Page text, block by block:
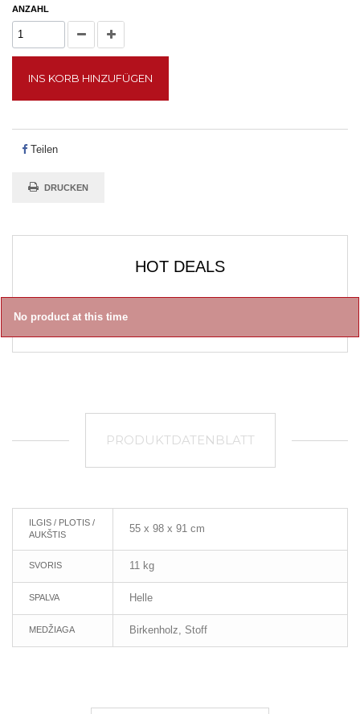
ANZAHL
INS KORB HINZUFÜGEN
Teilen
DRUCKEN
HOT DEALS
No product at this time
PRODUKTDATENBLATT
ILGIS / PLOTIS /
AUKŠTIS
55 x 98 x 91 cm
SVORIS 11 kg
SPALVA Helle
MEDŽIAGA Birkenholz, Stoff